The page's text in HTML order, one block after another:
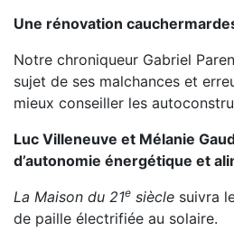
Une rénovation
Notre chroniqueur Gabriel
sujet de ses malchances et
mieux conseiller les
Luc Villeneuve et Mélanie
d’autonomie énergétique et
La Maison du 21e siècle suivra
de paille électrifiée au solaire.